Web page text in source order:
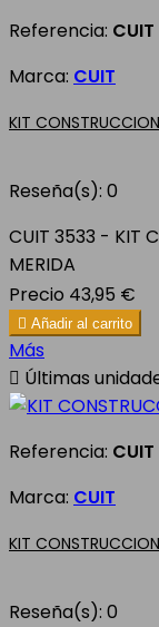
Referencia:
Marca: CUIT
KIT
Reseña(s): 0
CUIT 3533 - KIT
MERIDA
Precio 43,95 €
 Añadir al carrito
Más
 Últimas
Referencia:
Marca: CUIT
KIT
Reseña(s): 0